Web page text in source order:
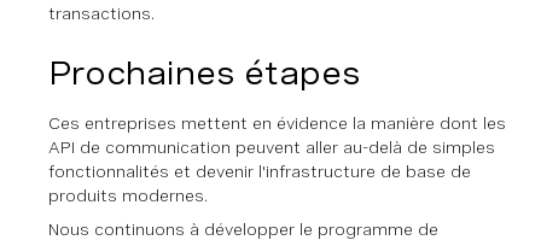
transactions.
Prochaines étapes
Ces entreprises mettent en évidence la manière dont les
API de communication peuvent aller au-delà de simples
fonctionnalités et devenir l'infrastructure de base de
produits modernes.
Nous continuons à développer le programme de